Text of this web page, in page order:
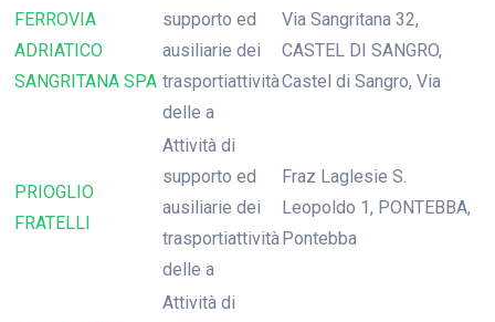
FERROVIA
ADRIATICO
SANGRITANA SPA
supporto ed
ausiliarie dei
trasportiattività
delle a
Via Sangritana 32,
CASTEL DI SANGRO,
Castel di Sangro, Via
PRIOGLIO
FRATELLI
Attività di
supporto ed
ausiliarie dei
trasportiattività
delle a
Fraz Laglesie S.
Leopoldo 1, PONTEBBA,
Pontebba
Attività di